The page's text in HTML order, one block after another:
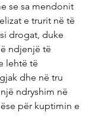
se sa mendonit
e trurit në të
drogat, duke
ndjenjë të
lehtë të
dhe në tru
ndryshim në
për kuptimin e